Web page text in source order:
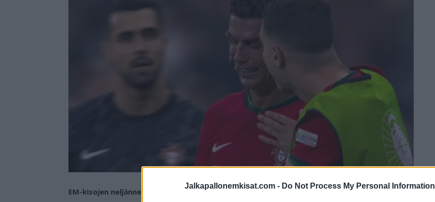
Jalkapallonemkisat.com - Do Not Process My Personal Information
EM-kisojen neljännesvälierässä nähtiin täysin hämmästyttävä tilanne, kun Cristiano Ronaldo